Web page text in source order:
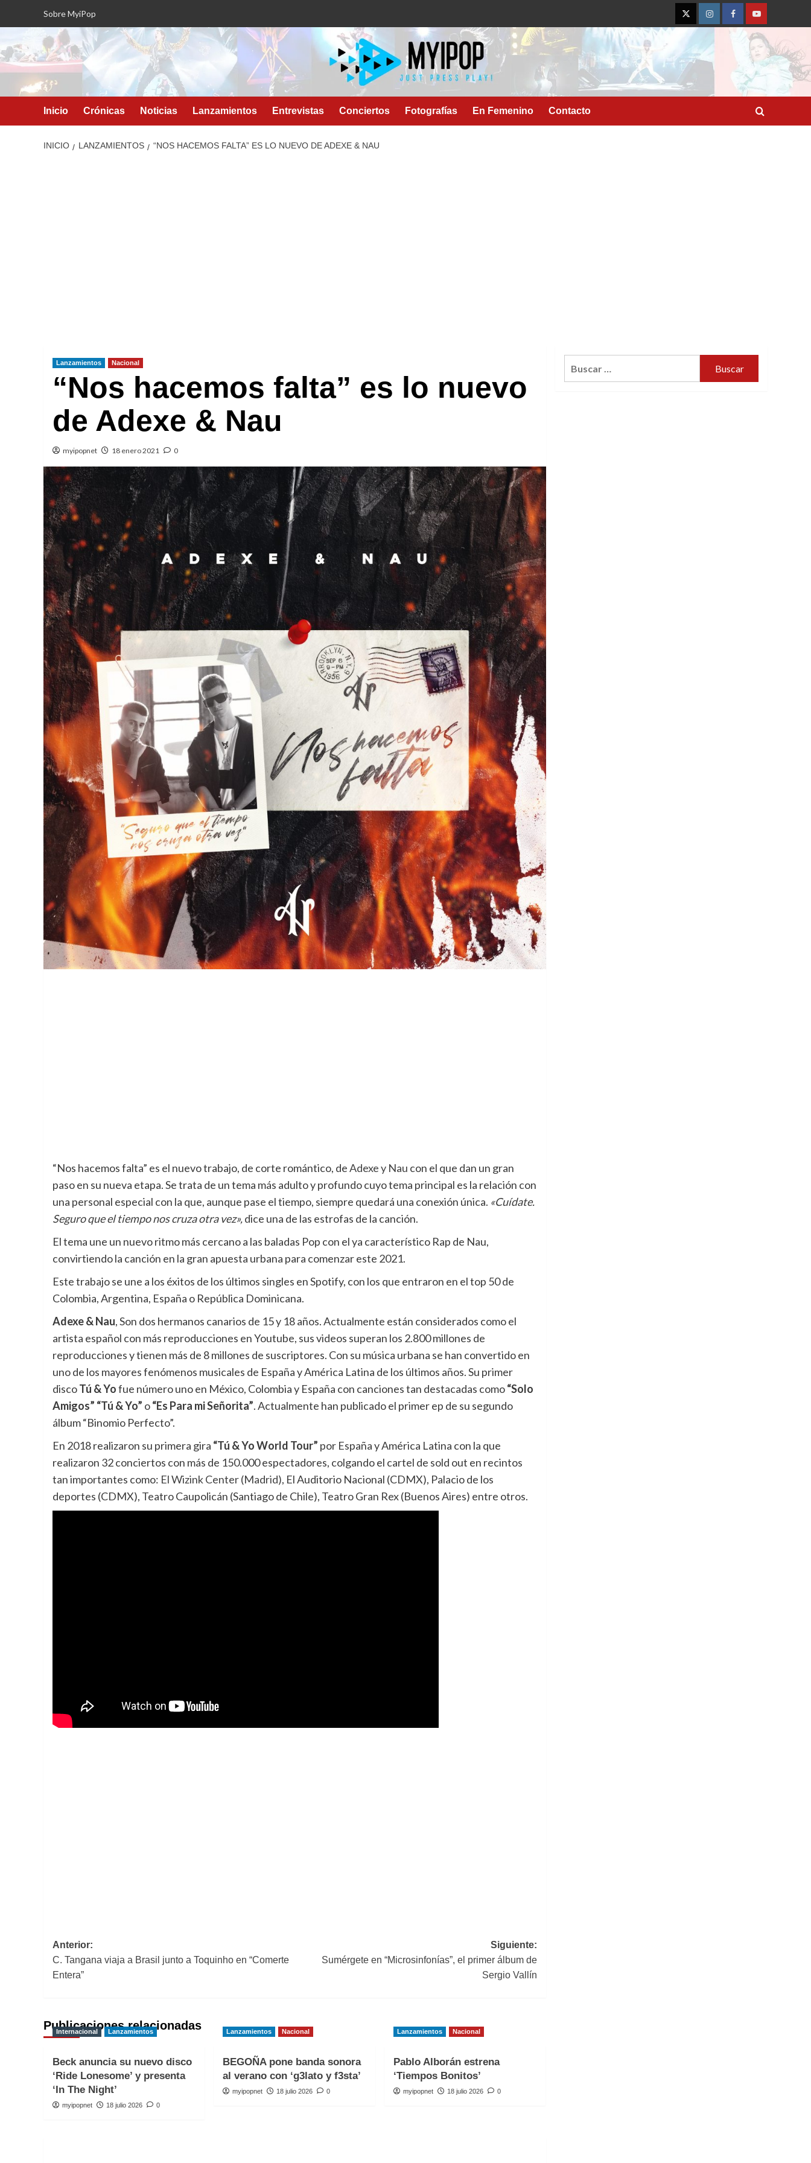
Sobre MyiPop
TwitterInstagramFacebookYouTube
Inicio Crónicas Noticias Lanzamientos Entrevistas Conciertos Fotografías En Femenino Contacto
INICIO LANZAMIENTOS “NOS HACEMOS FALTA” ES LO NUEVO DE ADEXE & NAU
Lanzamientos Nacional
“Nos hacemos falta” es lo nuevo
de Adexe & Nau
myipopnet 18 enero 2021 0
“Nos hacemos falta” es el nuevo trabajo, de corte romántico, deAdexe y Nau con el que dan un gran
paso en su nueva etapa. Se trata de un tema más adulto y profundo cuyo tema principal es la relación con
una personal especial con la que, aunque pase el tiempo, siempre quedará una conexión única. «Cuídate.
Seguro que el tiempo nos cruza otra vez»,dice una de las estrofas de la canción.
El tema une un nuevo ritmo más cercano a las baladas Pop con el ya característico Rap de Nau,
convirtiendo la canción en la gran apuesta urbana para comenzar este 2021.
Este trabajo se une a los éxitos de los últimos singles en Spotify, con los que entraron en el top 50 de
Colombia, Argentina, España o República Dominicana.
Adexe & Nau, Son dos hermanos canarios de 15 y 18 años. Actualmente están considerados como el
artista español con más reproducciones en Youtube, sus videos superan los 2.800 millones de
reproducciones y tienen más de 8 millones de suscriptores. Con su música urbana se han convertido en
uno de los mayores fenómenos musicales de España y América Latina de los últimos años. Su primer
discoTú & Yofue número uno en México, Colombia y España con canciones tan destacadas como“Solo
Amigos” “Tú & Yo” o“Es Para mi Señorita”. Actualmente han publicado el primer ep de su segundo
álbum “Binomio Perfecto”.
En 2018 realizaron su primera gira “Tú & Yo World Tour” por España y América Latina con la que
realizaron 32 conciertos con más de 150.000 espectadores, colgando el cartel de sold out en recintos
tan importantes como: El Wizink Center (Madrid), El Auditorio Nacional (CDMX), Palacio de los
deportes (CDMX), Teatro Caupolicán (Santiago de Chile), Teatro Gran Rex (Buenos Aires) entre otros.
Navegación
de
Anterior:
C. Tangana viaja a Brasil junto a Toquinho en “Comerte
Entera”
Siguiente:
Sumérgete en “Microsinfonías”, el primer álbum de
Sergio Vallín
Publicaciones relacionadas
Internacional Lanzamientos
Beck anuncia su nuevo disco
‘Ride Lonesome’ y presenta
‘In The Night’
myipopnet 18 julio 2026 0
Lanzamientos Nacional
BEGOÑA pone banda sonora
al verano con ‘g3lato y f3sta’
myipopnet 18 julio 2026 0
Lanzamientos Nacional
Pablo Alborán estrena
‘Tiempos Bonitos’
myipopnet 18 julio 2026 0